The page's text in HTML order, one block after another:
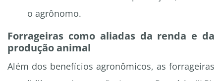
o agrônomo.
Forrageiras como aliadas da renda e da
produção animal
Além dos benefícios agronômicos, as forrageiras